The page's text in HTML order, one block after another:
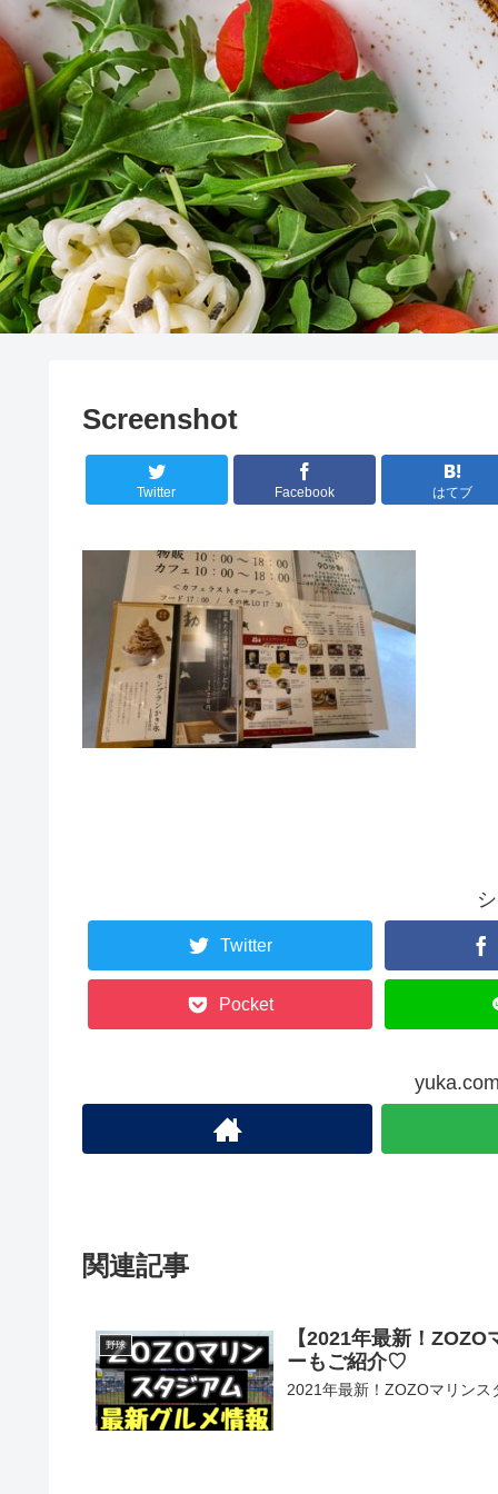
Screenshot
Twitter Facebook はてブ
Twitter
Pocket
関連記事
野球
【2021年最新！
ーもご紹介♡
2021年最新！ZOZOマリン